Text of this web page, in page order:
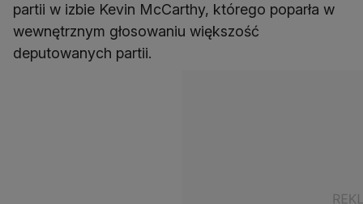
partii w izbie Kevin McCarthy, którego poparła w
wewnętrznym głosowaniu większość
deputowanych partii.